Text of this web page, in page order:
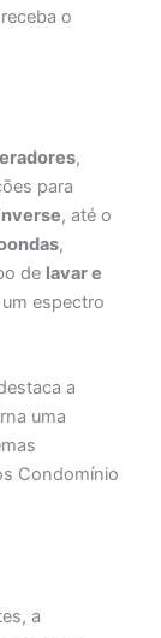
o
,
para
, até o
,
de lavar e
espectro
a
uma
Condomínio
a